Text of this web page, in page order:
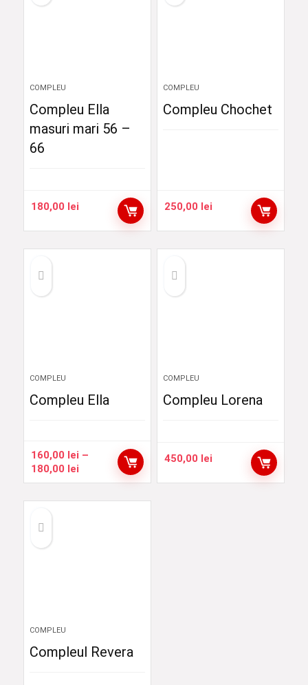
COMPLEU
Compleu Ella
masuri mari 56 –
66
180,00 lei
COMPLEU
Compleu Chochet
250,00 lei
COMPLEU
Compleu Ella
160,00 lei –
180,00 leiInterval
de
COMPLEU
Compleu Lorena
450,00 lei
COMPLEU
Compleul Revera